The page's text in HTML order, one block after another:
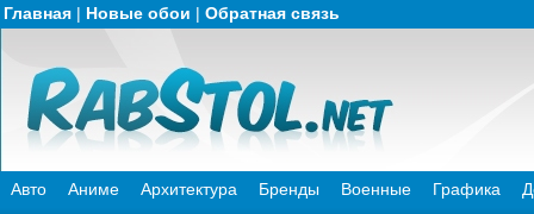
Главная | Новые обои | Обратная связь
Авто Аниме Архитектура Бренды Военные Графика